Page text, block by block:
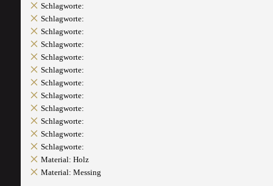
Schlagworte:
Schlagworte:
Schlagworte:
Schlagworte:
Schlagworte:
Schlagworte:
Schlagworte:
Schlagworte:
Schlagworte:
Schlagworte:
Schlagworte:
Schlagworte:
Material: Holz
Material: Messing